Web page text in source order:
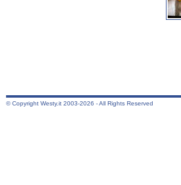
© Copyright Westy.it 2003-2026 - All Rights Reserved